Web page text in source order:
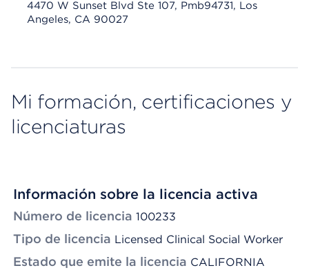
4470 W Sunset Blvd Ste 107, Pmb94731, Los
Angeles, CA 90027
Mi formación, certificaciones y
licenciaturas
Información sobre la licencia activa
Número de licencia 100233
Tipo de licencia Licensed Clinical Social Worker
Estado que emite la licencia CALIFORNIA